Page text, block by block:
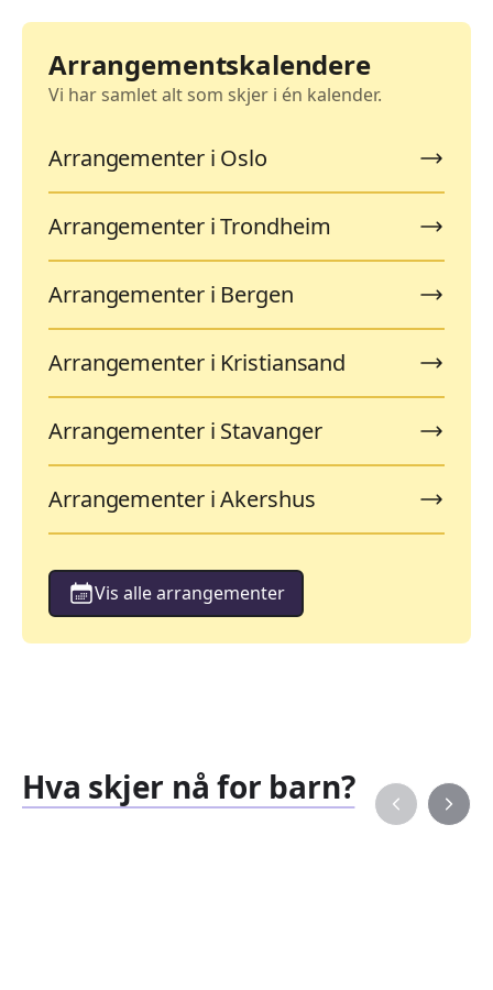
Arrangementskalendere
Vi har samlet alt som skjer i én kalender.
Arrangementer i Oslo
Arrangementer i Trondheim
Arrangementer i Bergen
Arrangementer i Kristiansand
Arrangementer i Stavanger
Arrangementer i Akershus
Vis alle arrangementer
Hva skjer nå for barn?